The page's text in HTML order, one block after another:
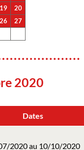
19
20
26
27
2020
Dates
2020 au 10/10/2020